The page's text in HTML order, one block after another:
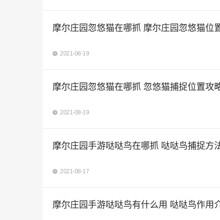
摩尔庄园忽悠猫在哪抓 摩尔庄园忽悠猫位
2021-08-19
摩尔庄园忽悠猫在哪抓 忽悠猫捕捉位置攻
2021-08-19
摩尔庄园手游哒哒鸟在哪抓 哒哒鸟捕捉方
2021-08-17
摩尔庄园手游哒哒鸟有什么用 哒哒鸟作用